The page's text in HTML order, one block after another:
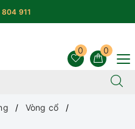
911
0
0
Vòng cổ